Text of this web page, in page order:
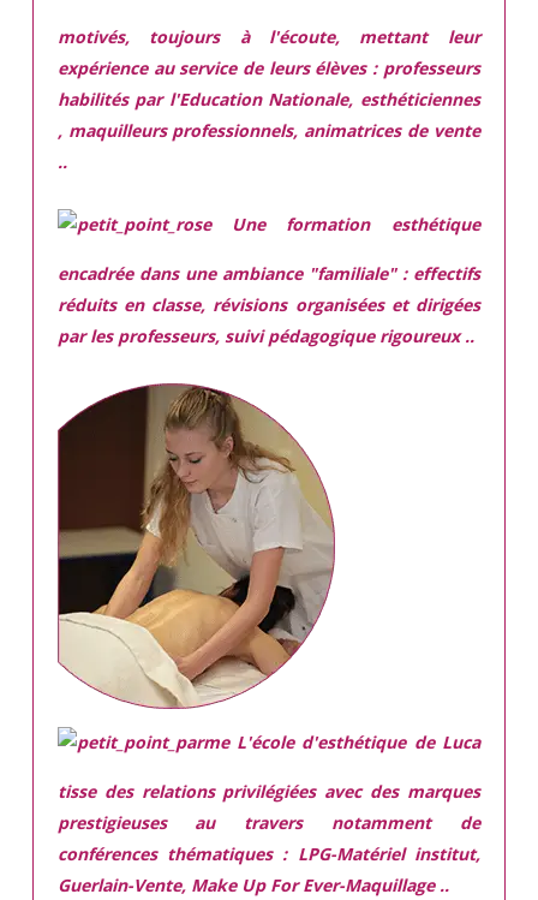
motivés,toujours à l'écoute, mettant leur
expérience au service de leurs élèves : professeurs
habilités par l'Education Nationale, esthéticiennes
, maquilleurs professionnels, animatrices de vente
..
Une formation esthétique
encadrée dans une ambiance "familiale" : effectifs
réduits en classe, révisions organisées et dirigées
par les professeurs, suivi pédagogique rigoureux ..
L'école d'esthétique de Luca
tisse des relations privilégiées avec des marques
prestigieuses au travers notamment de
conférences thématiques : LPG-Matériel institut,
Guerlain-Vente, Make Up For Ever-Maquillage ..